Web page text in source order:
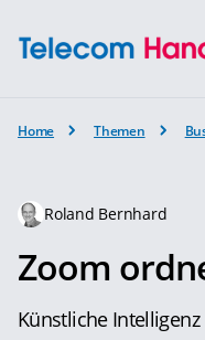
Home Themen
Roland Bernhard
Zoom
Künstliche Intelligenz